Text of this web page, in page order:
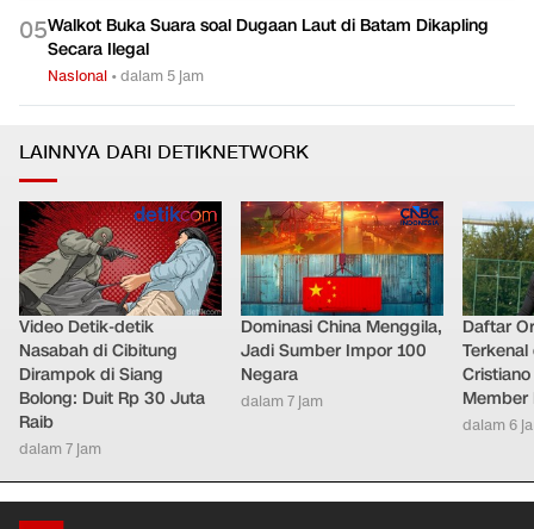
05Walkot Buka Suara soal Dugaan Laut di Batam Dikapling
Secara Ilegal
Nasional •dalam 5 jam
LAINNYA DARI DETIKNETWORK
Video Detik-detik
Nasabah di Cibitung
Dirampok di Siang
Bolong: Duit Rp 30 Juta
Raib
dalam 7 jam
Dominasi China Menggila,
Jadi Sumber Impor 100
Negara
dalam 7 jam
Daftar
Terkenal
Member
dalam 6